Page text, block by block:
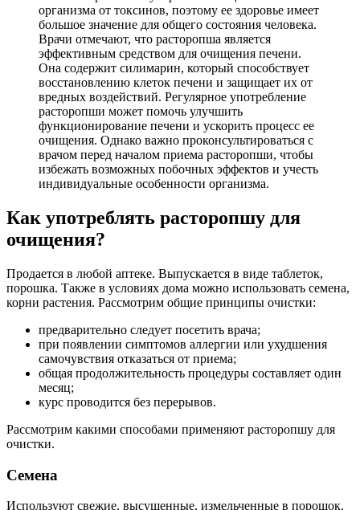
организма от токсинов, поэтому ее здоровье имеет
большое значение для общего состояния человека.
Врачи отмечают, что расторопша является
эффективным средством для очищения печени.
Она содержит силимарин, который способствует
восстановлению клеток печени и защищает их от
вредных воздействий. Регулярное употребление
расторопши может помочь улучшить
функционирование печени и ускорить процесс ее
очищения. Однако важно проконсультироваться с
врачом перед началом приема расторопши, чтобы
избежать возможных побочных эффектов и учесть
индивидуальные особенности организма.
Как употреблять расторопшу для
очищения?
Продается в любой аптеке. Выпускается в виде таблеток,
порошка. Также в условиях дома можно использовать семена,
корни растения. Рассмотрим общие принципы очистки:
предварительно следует посетить врача;
при появлении симптомов аллергии или ухудшения
самочувствия отказаться от приема;
общая продолжительность процедуры составляет один
месяц;
курс проводится без перерывов.
Рассмотрим какими способами применяют расторопшу для
очистки.
Семена
Используют свежие, высушенные, измельченные в порошок.